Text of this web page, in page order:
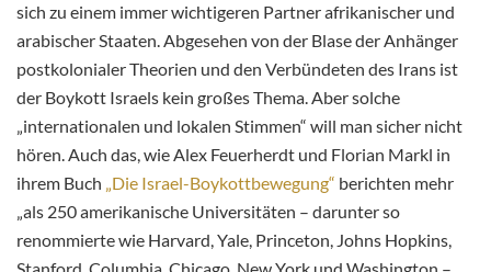
sich zu einem immerwichtigeren Partner afrikanischer und
arabischerStaaten. Abgesehen von der Blase der Anhänger
postkolonialer Theorien und den Verbündeten des Irans ist
der Boykott Israels kein großes Thema. Aber solche
„internationalen und lokalen Stimmen“ will man sicher nicht
hören. Auch das, wie Alex Feuerherdt und Florian Markl in
ihrem Buch „Die Israel-Boykottbewegung“ berichten mehr
„als 250 amerikanische Universitäten – darunter so
renommierte wie Harvard, Yale, Princeton, Johns Hopkins,